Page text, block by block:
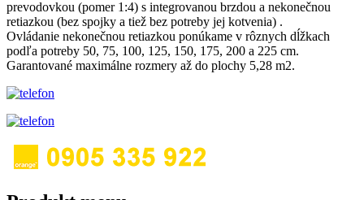
prevodovkou (pomer 1:4) s integrovanou brzdou a nekonečnou
retiazkou (bez spojky a tiež bez potreby jej kotvenia) .
Ovládanie nekonečnou retiazkou ponúkame v rôznych dĺžkach
podľa potreby 50, 75, 100, 125, 150, 175, 200 a 225 cm.
Garantované maximálne rozmery až do plochy 5,28 m2.